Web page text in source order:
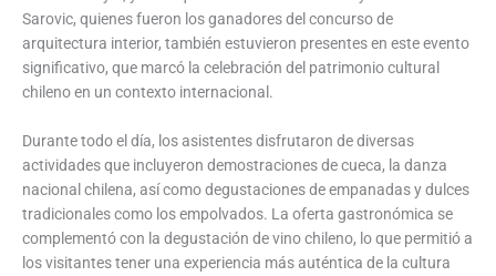
Sarovic, quienes fueron los ganadores del concurso de
arquitectura interior, también estuvieron presentes en este evento
significativo, que marcó la celebración del patrimonio cultural
chileno en un contexto internacional.
Durante todo el día, los asistentes disfrutaron de diversas
actividades que incluyeron demostraciones de cueca, la danza
nacional chilena, así como degustaciones de empanadas y dulces
tradicionales como los empolvados. La oferta gastronómica se
complementó con la degustación de vino chileno, lo que permitió a
los visitantes tener una experiencia más auténtica de la cultura